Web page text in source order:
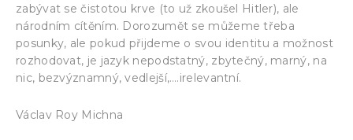
zabývat se čistotou krve (to už zkoušel Hitler), ale
národním cítěním. Dorozumět se můžeme třeba
posunky, ale pokud přijdeme o svou identitu a možnost
rozhodovat, je jazyk nepodstatný, zbytečný, marný, na
nic, bezvýznamný, vedlejší,….irelevantní.
Václav Roy Michna